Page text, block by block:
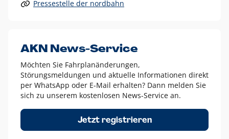
Alle anderen Logo-Varianten dürfen nur in Ausnahmefällen
Diese Ausnahmen sind zum Beispiel:
dem AKN Blau,
weißes Logo auf Fotohintergründen,
schwarzes Logo für reine Schwarz-Weiß-Umsetzungen
Um das Logo herum muss ein Schutzraum von jeweils einer
Höhe bzw. Breite des N aus AKN in alle Richtungen
Pressestelle der nordbahn
AKN News-Service
Möchten Sie Fahrplanänderungen,
Störungsmeldungen und aktuelle Informationen direkt
per WhatsApp oder E-Mail erhalten? Dann melden Sie
sich zu unserem kostenlosen News-Service an.
Jetzt registrieren